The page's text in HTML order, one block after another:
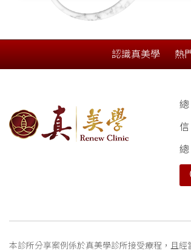
認識真美學 熱
總
信
本診所分享案例係於真美學診所接受療程，且